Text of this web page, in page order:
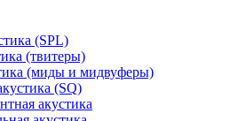
(SPL)
(твитеры)
(миды и мидвуферы)
(SQ)
акустика